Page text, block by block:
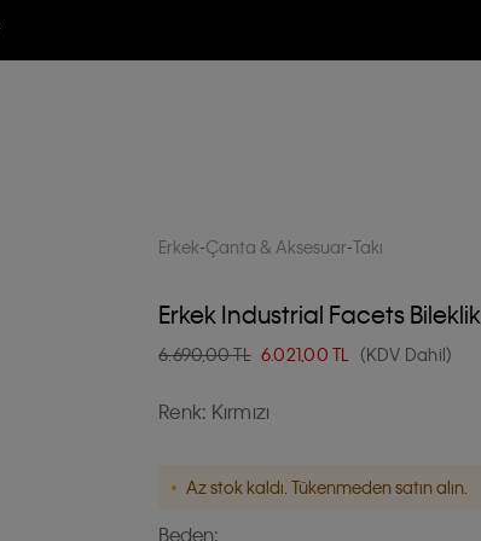
Erkek Çanta & Aksesuar Takı
Erkek Industrial Facets Bileklik
6.690,00 TL 6.021,00 TL (KDV Dahil)
Renk: Kırmızı
Az stok kaldı. Tükenmeden satın alın.
Beden: